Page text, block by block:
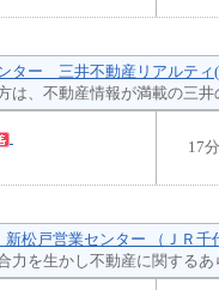
ター 三井不動産リアルティ
は、不動産情報が満載の三井
17分
松戸営業センター （ＪＲ千
力を生かし不動産に関する